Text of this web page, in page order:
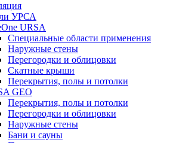
УРСА
URSA
Специальные области применения
Наружные стены
Перегородки и облицовки
Скатные крыши
Перекрытия, полы и потолки
GEO
Перекрытия, полы и потолки
Перегородки и облицовки
Наружные стены
Бани и сауны